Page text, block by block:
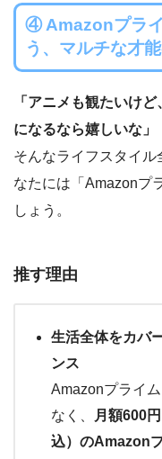
④ Amazonプラ
う、マルチな才
「アニメも観たいけ
になるなら嬉しいな」
そんなライフスタイ
なたには「Amazonプ
しょう。
推す理由
生活全体をカバ
ンス
Amazonプライ
なく、
月額600
込）のAmazon